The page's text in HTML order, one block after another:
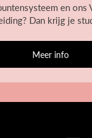
en ons
Dan krijg je
Meer info